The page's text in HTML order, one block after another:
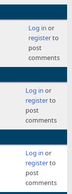
Log in or
registerto
post
comments
Log in or
registerto
post
comments
Log in or
registerto
post
comments